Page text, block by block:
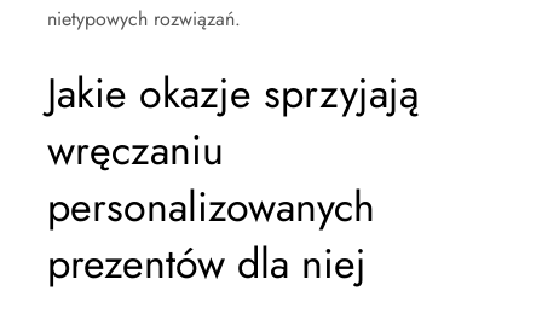
nietypowych rozwiązań.
Jakie okazje sprzyjają
wręczaniu
personalizowanych
prezentów dla niej